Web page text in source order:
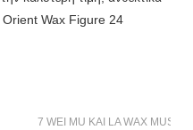
7 WEI MU KAI LA WAX